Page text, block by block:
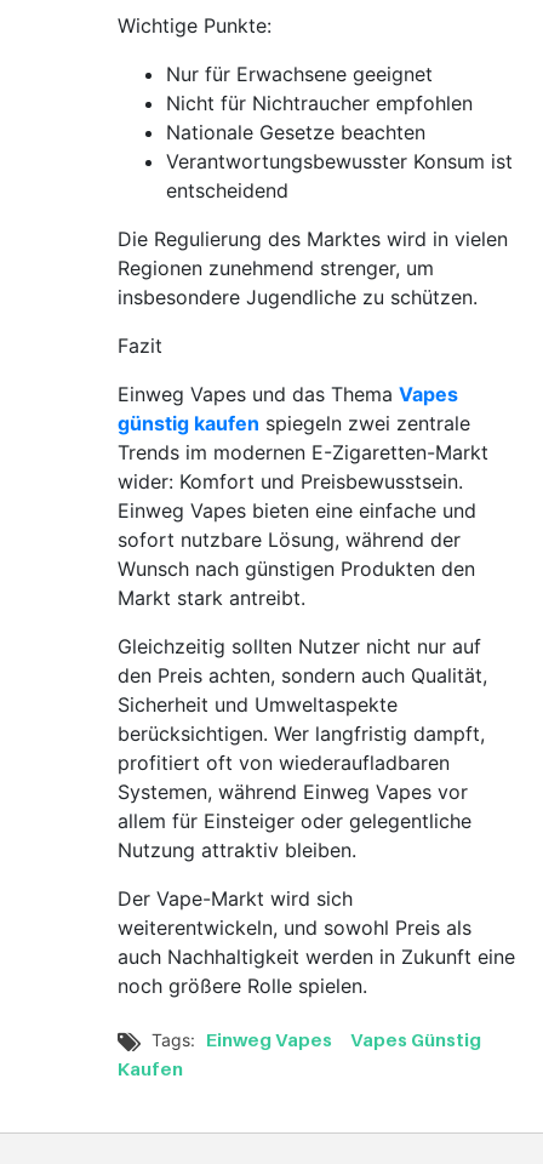
Wichtige Punkte:
Nur für Erwachsene geeignet
Nicht für Nichtraucher empfohlen
Nationale Gesetze beachten
Verantwortungsbewusster Konsum ist
entscheidend
Die Regulierung des Marktes wird in vielen
Regionen zunehmend strenger, um
insbesondere Jugendliche zu schützen.
Fazit
Einweg Vapes und das ThemaVapes
günstig kaufen spiegeln zwei zentrale
Trends im modernen E-Zigaretten-Markt
wider: Komfort und Preisbewusstsein.
Einweg Vapes bieten eine einfache und
sofort nutzbare Lösung, während der
Wunsch nach günstigen Produkten den
Markt stark antreibt.
Gleichzeitig sollten Nutzer nicht nur auf
den Preis achten, sondern auch Qualität,
Sicherheit und Umweltaspekte
berücksichtigen. Wer langfristig dampft,
profitiert oft von wiederaufladbaren
Systemen, während Einweg Vapes vor
allem für Einsteiger oder gelegentliche
Nutzung attraktiv bleiben.
Der Vape-Markt wird sich
weiterentwickeln, und sowohl Preis als
auch Nachhaltigkeit werden in Zukunft eine
noch größere Rolle spielen.
 Tags: Einweg Vapes
Vapes Günstig
Kaufen